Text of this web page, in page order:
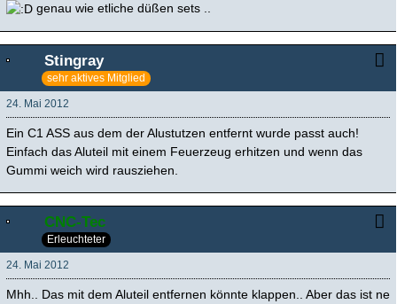
genau wie etliche düßen sets ..
Stingray
sehr aktives Mitglied
24. Mai 2012
Ein C1 ASS aus dem der Alustutzen entfernt wurde passt auch!
Einfach das Aluteil mit einem Feuerzeug erhitzen und wenn das
Gummi weich wird rausziehen.
CNC-Tec
Erleuchteter
24. Mai 2012
Mhh.. Das mit dem Aluteil entfernen könnte klappen.. Aber das ist ne